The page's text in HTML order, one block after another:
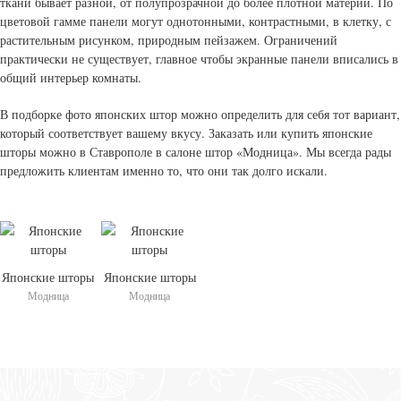
цветовой гамме панели могут однотонными, контрастными, в клетку, с
растительным рисунком, природным пейзажем. Ограничений
практически не существует, главное чтобы экранные панели вписались в
общий интерьер комнаты.
В подборке фото японских штор можно определить для себя тот вариант,
который соответствует вашему вкусу. Заказать или купить японские
шторы можно в Ставрополе в салоне штор «Модница». Мы всегда рады
предложить клиентам именно то, что они так долго искали.
Японские шторы
Модница
Японские шторы
Модница